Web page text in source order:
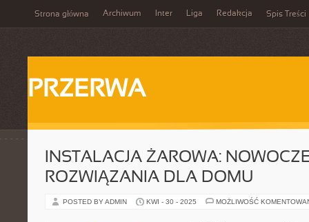
Strona główna Archiwum Inter Liga Redakcja Spis Treści
PRZERWA
INSTALACJA ŻAROWA:
ROZWIĄZANIA DLA DOMU
POSTED BY ADMIN KWI - 30 - 2025 MOŻLIWOŚĆ